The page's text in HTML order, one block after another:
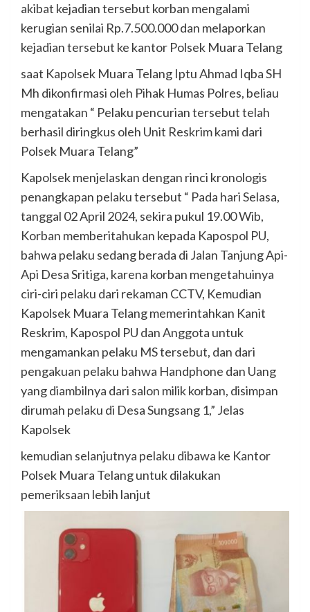
akibat kejadian tersebut korban mengalami
kerugian senilai Rp.7.500.000 dan melaporkan
kejadian tersebut ke kantor Polsek Muara Telang
saat Kapolsek Muara Telang Iptu Ahmad Iqba SH
Mh dikonfirmasi oleh Pihak Humas Polres, beliau
mengatakan “ Pelaku pencurian tersebut telah
berhasil diringkus oleh Unit Reskrim kami dari
Polsek Muara Telang”
Kapolsek menjelaskan dengan rinci kronologis
penangkapan pelaku tersebut “ Pada hari Selasa,
tanggal 02 April 2024, sekira pukul 19.00 Wib,
Korban memberitahukan kepada Kapospol PU,
bahwa pelaku sedang berada di Jalan Tanjung Api-
Api Desa Sritiga, karena korban mengetahuinya
ciri-ciri pelaku dari rekaman CCTV, Kemudian
Kapolsek Muara Telang memerintahkan Kanit
Reskrim, Kapospol PU dan Anggota untuk
mengamankan pelaku MS tersebut, dan dari
pengakuan pelaku bahwa Handphone dan Uang
yang diambilnya dari salon milik korban, disimpan
dirumah pelaku di Desa Sungsang 1,” Jelas
Kapolsek
kemudian selanjutnya pelaku dibawa ke Kantor
Polsek Muara Telang untuk dilakukan
pemeriksaan lebih lanjut